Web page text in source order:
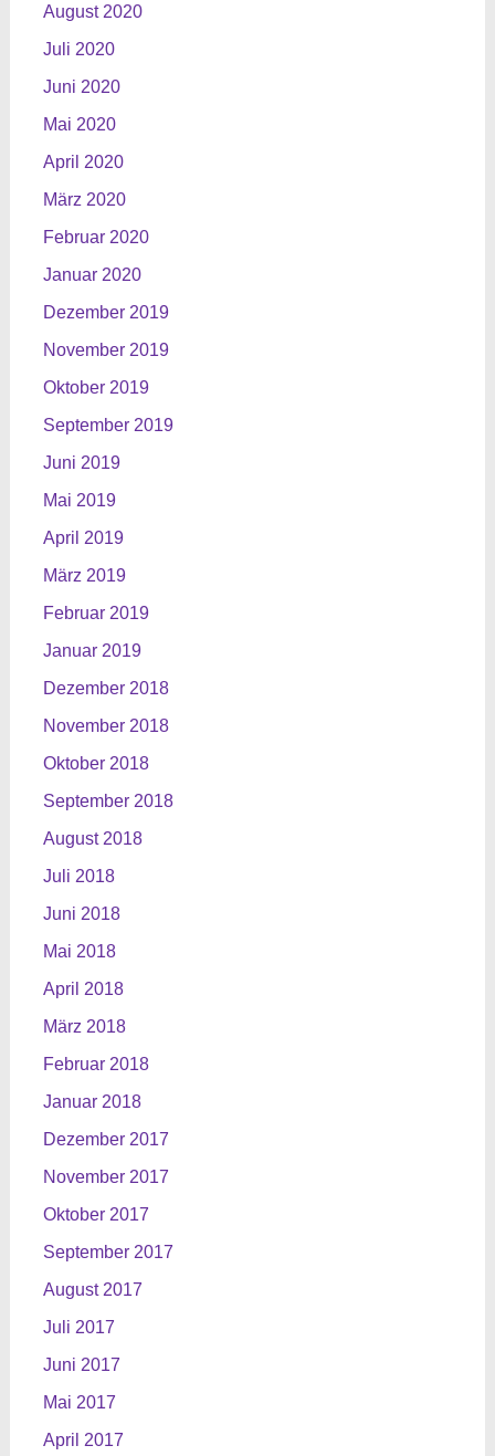
August 2020
Juli 2020
Juni 2020
Mai 2020
April 2020
März 2020
Februar 2020
Januar 2020
Dezember 2019
November 2019
Oktober 2019
September 2019
Juni 2019
Mai 2019
April 2019
März 2019
Februar 2019
Januar 2019
Dezember 2018
November 2018
Oktober 2018
September 2018
August 2018
Juli 2018
Juni 2018
Mai 2018
April 2018
März 2018
Februar 2018
Januar 2018
Dezember 2017
November 2017
Oktober 2017
September 2017
August 2017
Juli 2017
Juni 2017
Mai 2017
April 2017